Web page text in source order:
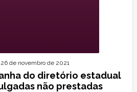
do diretório estadual
não prestadas
de novembro de 2021